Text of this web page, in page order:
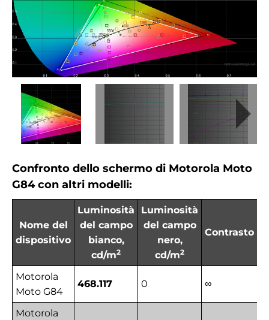
Confronto dello schermo di Motorola Moto
G84 con altri modelli:
Nome del
dispositivo
Luminosità
del campo
bianco,
cd/m2
Luminosità
del campo
nero,
cd/m2
Contrasto
Motorola
Moto G84
468.117 0 ∞
Motorola